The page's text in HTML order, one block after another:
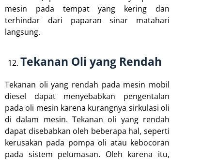
mesin pada tempat yang kering dan
terhindar dari paparan sinar matahari
langsung.
Tekanan Oli yang Rendah
Tekanan oli yang rendah pada mesin mobil
diesel dapat menyebabkan pengentalan
pada oli mesin karena kurangnya sirkulasi oli
di dalam mesin. Tekanan oli yang rendah
dapat disebabkan oleh beberapa hal, seperti
kerusakan pada pompa oli atau kebocoran
pada sistem pelumasan. Oleh karena itu,